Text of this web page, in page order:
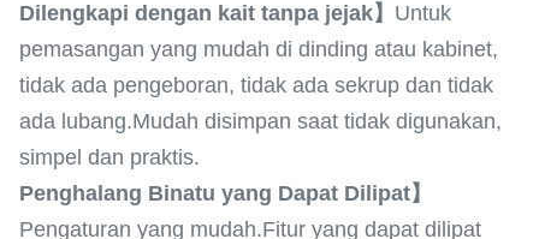
Dilengkapi dengan kait tanpa jejak】 Untuk
pemasangan yang mudah di dinding atau kabinet,
tidak ada pengeboran, tidak ada sekrup dan tidak
ada lubang.Mudah disimpan saat tidak digunakan,
simpel dan praktis.
Penghalang Binatu yang Dapat Dilipat】
Pengaturan yang mudah.Fitur yang dapat dilipat